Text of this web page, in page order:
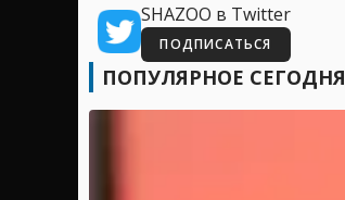
SHAZOO в Twitter
ПОДПИСАТЬСЯ
ПОПУЛЯРНОЕ СЕГОДНЯ